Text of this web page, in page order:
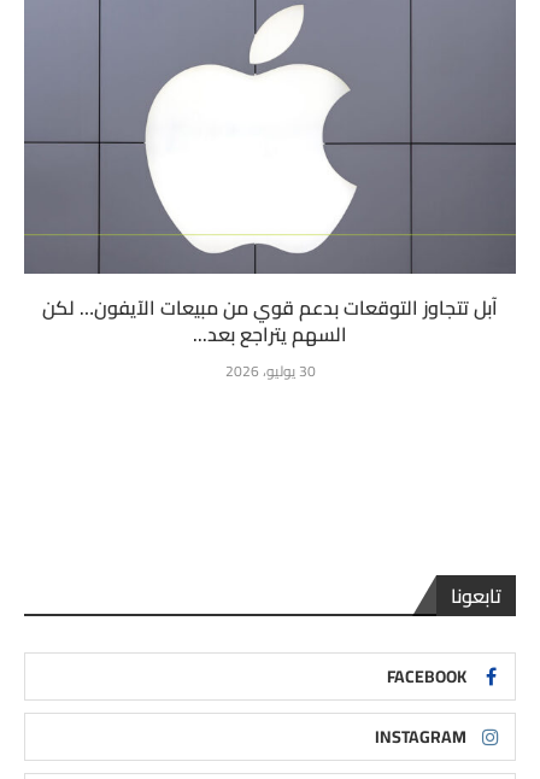
آبل تتجاوز التوقعات بدعم قوي من مبيعات الآيفون… لكن
السهم يتراجع بعد...
30 يوليو، 2026
تابعونا
FACEBOOK
INSTAGRAM